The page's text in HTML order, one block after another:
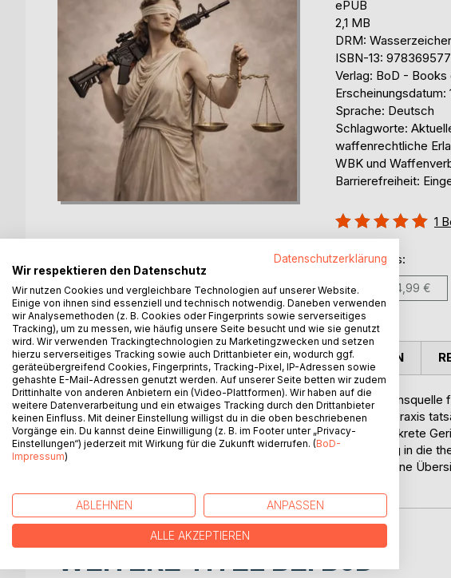
ePUB
2,1 MB
DRM:
ISBN-13:
Verlag: BoD - Books
Erscheinungsdatum:
Sprache: Deutsch
Schlagworte:
waffenrechtliche
WBK und
Barrierefreiheit:
Bewertung::
100%
1
erhältlich als:
BUCH 24,99 €
BESCHREIBUNG
Das Buch ist gedacht als Gedankenanstoß und
realen Fällen werden Sachverhalte dargestellt, die in der Praxis
Erlaubnisse geführt haben. Zu diesem Zweck wurden konkrete
letzten drei Jahren, lesefreundlich aufbereitet. Als Einstieg in die
eine kurze Erläuterung der rechtlichen Hintergründe und eine
AUTOR/IN PRESSESTIMMEN
WEITERE TITEL BEIBoD
Datenschutzerklärung
Wir respektieren den Datenschutz
Wir nutzen Cookies und vergleichbare Technologien auf unserer Website.
Einige von ihnen sind essenziell und technisch notwendig. Daneben verwenden
wir Analysemethoden (z. B. Cookies oder Fingerprints sowie serverseitiges
Tracking), um zu messen, wie häufig unsere Seite besucht und wie sie genutzt
wird. Wir verwenden Trackingtechnologien zu Marketingzwecken und setzen
hierzu serverseitiges Tracking sowie auch Drittanbieter ein, wodurch ggf.
geräteübergreifend Cookies, Fingerprints, Tracking-Pixel, IP-Adressen sowie
gehashte E-Mail-Adressen genutzt werden. Auf unserer Seite betten wir zudem
Drittinhalte von anderen Anbietern ein (Video-Plattformen). Wir haben auf die
weitere Datenverarbeitung und ein etwaiges Tracking durch den Drittanbieter
keinen Einfluss. Mit deiner Einstellung willigst du in die oben beschriebenen
Vorgänge ein. Du kannst deine Einwilligung (z. B. im Footer unter „Privacy-
Einstellungen“) jederzeit mit Wirkung für die Zukunft widerrufen. (BoD-
Impressum)
ABLEHNEN ANPASSEN
ALLE AKZEPTIEREN